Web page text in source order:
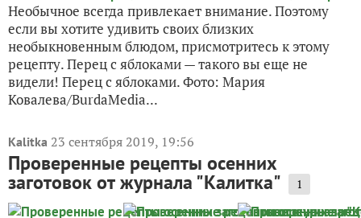
Необычное всегда привлекает внимание. Поэтому
если вы хотите удивить своих близких
необыкновенным блюдом, присмотритесь к этому
рецепту. Перец с яблоками — такого вы еще не
видели! Перец с яблоками. Фото: Мария
Ковалева/BurdaMedia...
Kalitka 23 сентября 2019, 19:56
Проверенные рецепты осенних
заготовок от журнала "Калитка" 1